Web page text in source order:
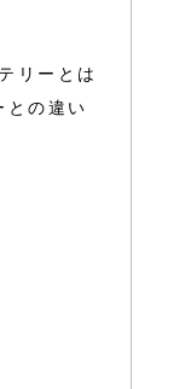
リーとは
との違い